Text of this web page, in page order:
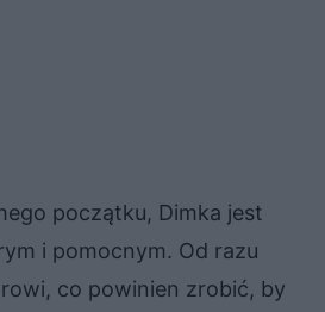
początku, Dimka jest
i pomocnym. Od razu
co powinien zrobić, by